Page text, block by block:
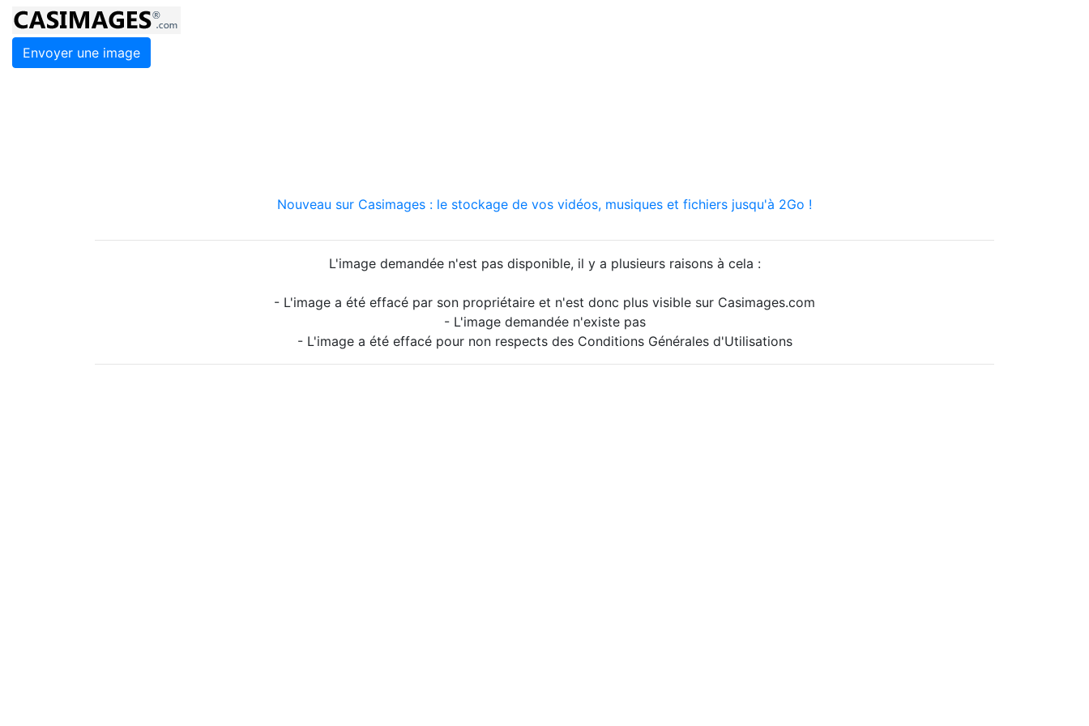
Envoyer une image
Nouveau sur Casimages : le stockage de vos vidéos, musiques et fichiers jusqu'à 2Go !
L'image demandée n'est pas disponible, il y a plusieurs raisons à cela :
- L'image a été effacé par son propriétaire et n'est donc plus visible sur Casimages.com
- L'image demandée n'existe pas
- L'image a été effacé pour non respects des Conditions Générales d'Utilisations